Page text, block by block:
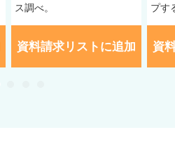
ス調べ。
資料請求リストに追加
プす
資